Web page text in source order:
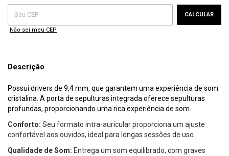
CALCULAR
Não sei meu CEP
Descrição
Possui drivers de 9,4 mm, que garantem uma experiência de som
cristalina. A porta de sepulturas integrada oferece sepulturas
profundas, proporcionando uma rica experiência de som.
Conforto: Seu formato intra-auricular proporciona um ajuste
confortável aos ouvidos, ideal para longas sessões de uso.
Qualidade de Som: Entrega um som equilibrado, com graves